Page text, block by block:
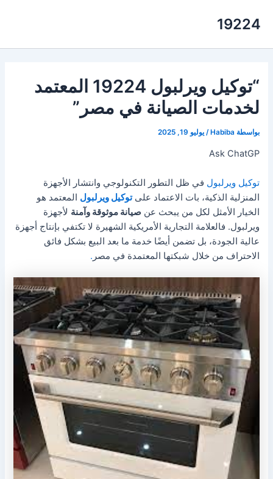
19224
“توكيل ويرلبول 19224 المعتمد
لخدمات الصيانة في مصر”
بواسطة Habiba
/يوليو 19, 2025
Ask ChatGP
توكيل ويرلبول في ظل التطور التكنولوجي وانتشار الأجهزة
المنزلية الذكية، بات الاعتماد علىتوكيل ويرلبول المعتمد هو
الخيار الأمثل لكل من يبحث عنصيانة موثوقة وآمنة لأجهزة
ويرلبول. فالعلامة التجارية الأمريكية الشهيرة لا تكتفي بإنتاج أجهزة
عالية الجودة، بل تضمن أيضًا خدمة ما بعد البيع بشكل فائق
الاحتراف من خلال شبكتها المعتمدة في مصر .